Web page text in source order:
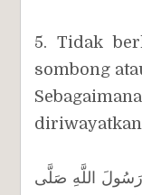
5. Tidak
sombong
اللَّهِ صَلَّى